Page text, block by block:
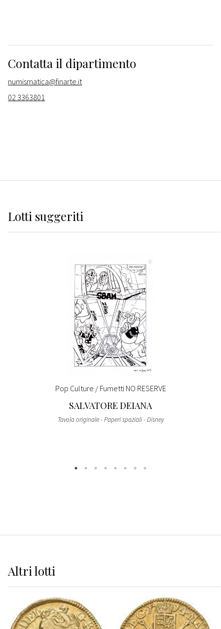
Contatta il dipartimento
numismatica@finarte.it
02 3363801
Lotti suggeriti
Pop Culture / Fumetti NO RESERVE
SALVATORE DEIANA
Tavola originale - Paperi spaziali - Disney
Altrilotti